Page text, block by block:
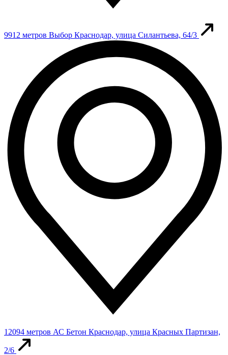
9912 метров Выбор Краснодар, улица Силантьева, 64/3
12094 метров АС Бетон Краснодар, улица Красных Партизан,
2/6